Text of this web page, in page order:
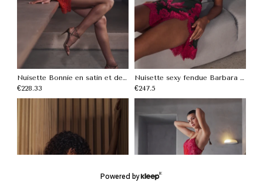
Nuisette Bonnie en satin et dentelle rouge
€228.33
Nuisette sexy fendue Barbara en mousseline ornée de dentelle
€247.5
Powered by